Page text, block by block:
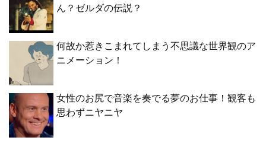
ん？ゼルダの伝説？
何故か惹きこまれてしまう不思議な世界観のア
ニメーション！
女性のお尻で音楽を奏でる夢のお仕事！観客も
思わずニヤニヤ